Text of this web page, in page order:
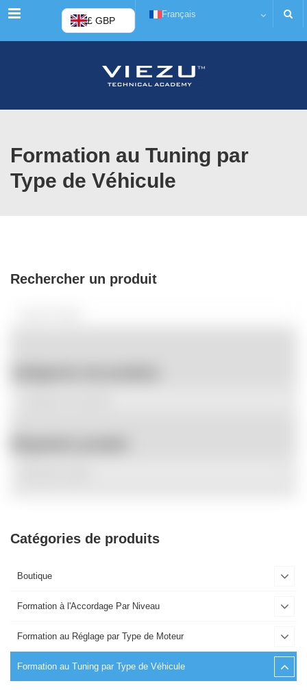
Menu £ GBP
Français
Formation au Tuning par
Type de Véhicule
Rechercher un produit
Catégories de produits
Boutique
Formation à l'Accordage Par Niveau
Formation au Réglage par Type de Moteur
Formation au Tuning par Type de Véhicule